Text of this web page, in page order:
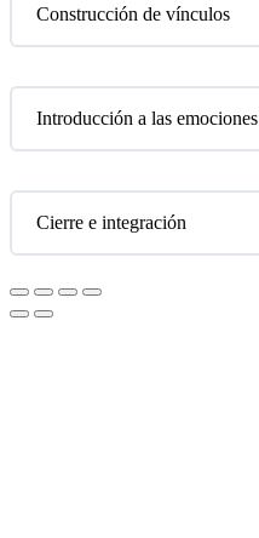
Construcción de vínculos
Introducción a las emociones
Cierre e integración